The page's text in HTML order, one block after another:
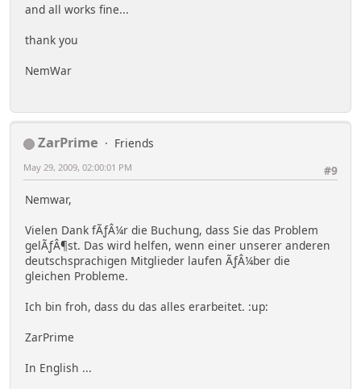
and all works fine...
thank you
NemWar
ZarPrime
Friends
#9
May 29, 2009, 02:00:01 PM
Nemwar,
Vielen Dank fÃƒÂ¼r die Buchung, dass Sie das Problem
gelÃƒÂ¶st. Das wird helfen, wenn einer unserer anderen
deutschsprachigen Mitglieder laufen ÃƒÂ¼ber die
gleichen Probleme.
Ich bin froh, dass du das alles erarbeitet. :up:
ZarPrime
In English ...